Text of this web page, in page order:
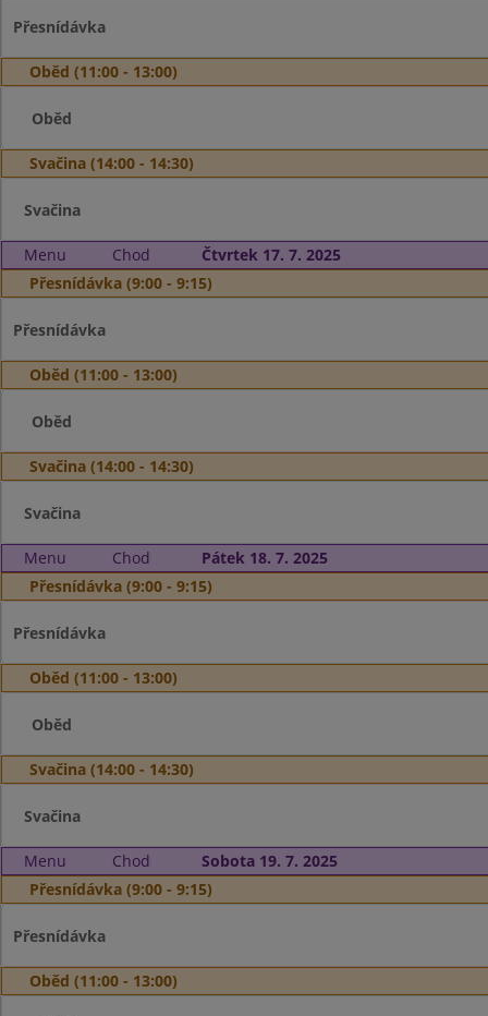
Přesnídávka
Oběd (11:00 - 13:00)
Oběd
Svačina (14:00 - 14:30)
Svačina
Menu Chod
Čtvrtek 17. 7. 2025
Přesnídávka (9:00 - 9:15)
Přesnídávka
Oběd (11:00 - 13:00)
Oběd
Svačina (14:00 - 14:30)
Svačina
Menu Chod
Pátek 18. 7. 2025
Přesnídávka (9:00 - 9:15)
Přesnídávka
Oběd (11:00 - 13:00)
Oběd
Svačina (14:00 - 14:30)
Svačina
Menu Chod
Sobota 19. 7. 2025
Přesnídávka (9:00 - 9:15)
Přesnídávka
Oběd (11:00 - 13:00)